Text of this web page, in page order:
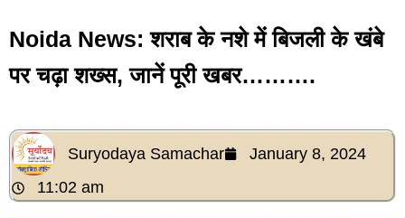
Noida News: शराब के नशे में बिजली के खंबे
पर चढ़ा शख्स, जानें पूरी खबर……….
Suryodaya Samachar
January 8, 2024
11:02 am